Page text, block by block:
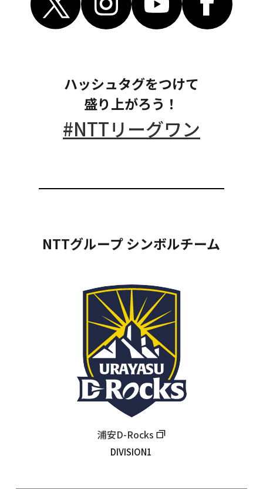
ハッシュタグをつけて
盛り上がろう！
#NTTリーグワン
NTTグループ シンボルチーム
浦安D-Rocks
DIVISION1